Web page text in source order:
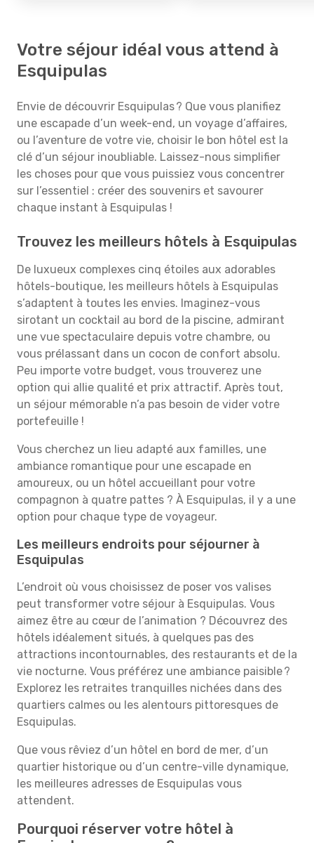
Votre séjour idéal vous attend à
Esquipulas
Envie de découvrir Esquipulas ? Que vous planifiez
une escapade d’un week-end, un voyage d’affaires,
ou l’aventure de votre vie, choisir le bon hôtel est la
clé d’un séjour inoubliable. Laissez-nous simplifier
les choses pour que vous puissiez vous concentrer
sur l’essentiel : créer des souvenirs et savourer
chaque instant à Esquipulas !
Trouvez les meilleurs hôtels à Esquipulas
De luxueux complexes cinq étoiles aux adorables
hôtels-boutique, les meilleurs hôtels à Esquipulas
s’adaptent à toutes les envies. Imaginez-vous
sirotant un cocktail au bord de la piscine, admirant
une vue spectaculaire depuis votre chambre, ou
vous prélassant dans un cocon de confort absolu.
Peu importe votre budget, vous trouverez une
option qui allie qualité et prix attractif. Après tout,
un séjour mémorable n’a pas besoin de vider votre
portefeuille !
Vous cherchez un lieu adapté aux familles, une
ambiance romantique pour une escapade en
amoureux, ou un hôtel accueillant pour votre
compagnon à quatre pattes ? À Esquipulas, il y a une
option pour chaque type de voyageur.
Les meilleurs endroits pour séjourner à
Esquipulas
L’endroit où vous choisissez de poser vos valises
peut transformer votre séjour à Esquipulas. Vous
aimez être au cœur de l’animation ? Découvrez des
hôtels idéalement situés, à quelques pas des
attractions incontournables, des restaurants et de la
vie nocturne. Vous préférez une ambiance paisible ?
Explorez les retraites tranquilles nichées dans des
quartiers calmes ou les alentours pittoresques de
Esquipulas.
Que vous rêviez d’un hôtel en bord de mer, d’un
quartier historique ou d’un centre-ville dynamique,
les meilleures adresses de Esquipulas vous
attendent.
Pourquoi réserver votre hôtel à